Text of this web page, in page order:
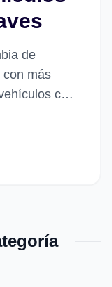
de
con más
con